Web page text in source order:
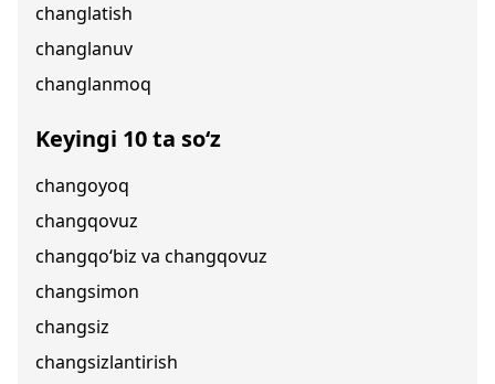
changlatish
changlanuv
changlanmoq
Keyingi 10 ta so‘z
changoyoq
changqovuz
changqo‘biz va changqovuz
changsimon
changsiz
changsizlantirish